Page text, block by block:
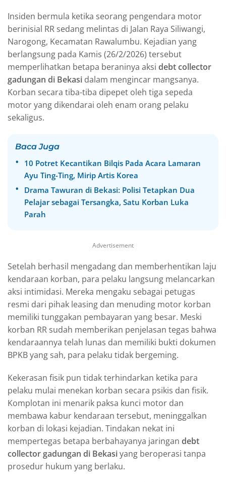
Insiden bermula ketika seorang pengendara motor
berinisial RR sedang melintas di Jalan Raya Siliwangi,
Narogong, Kecamatan Rawalumbu. Kejadian yang
berlangsung pada Kamis (26/2/2026) tersebut
memperlihatkan betapa beraninya aksi debt collector
gadungan di Bekasi dalam mengincar mangsanya.
Korban secara tiba-tiba dipepet oleh tiga sepeda
motor yang dikendarai oleh enam orang pelaku
sekaligus.
Baca Juga
10 Potret Kecantikan Bilqis Pada Acara Lamaran
Ayu Ting-Ting, Mirip Artis Korea
Drama Tawuran di Bekasi: Polisi Tetapkan Dua
Pelajar sebagai Tersangka, Satu Korban Luka
Parah
Advertisement
Setelah berhasil mengadang dan memberhentikan laju
kendaraan korban, para pelaku langsung melancarkan
aksi intimidasi. Mereka mengaku sebagai petugas
resmi dari pihak leasing dan menuding motor korban
memiliki tunggakan pembayaran yang besar. Meski
korban RR sudah memberikan penjelasan tegas bahwa
kendaraannya telah lunas dan memiliki bukti dokumen
BPKB yang sah, para pelaku tidak bergeming.
Kekerasan fisik pun tidak terhindarkan ketika para
pelaku mulai menekan korban secara psikis dan fisik.
Komplotan ini menarik paksa kunci motor dan
membawa kabur kendaraan tersebut, meninggalkan
korban di lokasi kejadian. Tindakan nekat ini
mempertegas betapa berbahayanya jaringan debt
collector gadungan di Bekasiyang beroperasi tanpa
prosedur hukum yang berlaku.